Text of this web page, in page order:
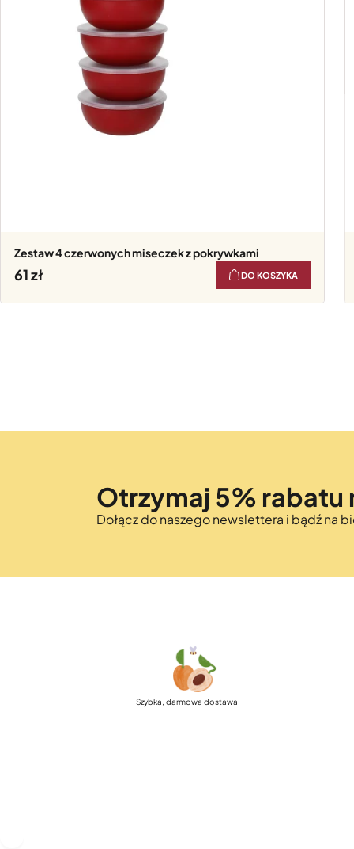
Zestaw 4 czerwonych miseczek z pokrywkami
61 DO KOSZYKA
Otrzymaj 5% rabatu
Dołącz do naszego newslettera i bądź na
Szybka, darmowa dostawa